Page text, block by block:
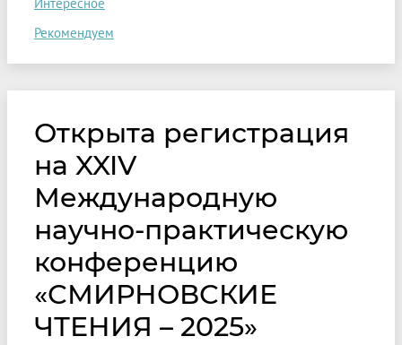
Рекомендуем
Открыта регистрация
на XXIV
Международную
научно-практическую
конференцию
«СМИРНОВСКИЕ
ЧТЕНИЯ – 2025»